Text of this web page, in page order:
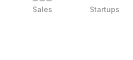
Sales Startups